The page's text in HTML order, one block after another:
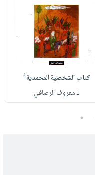
كتاب الشخصية المحمدية أ
لـ معروف الرصافي
5